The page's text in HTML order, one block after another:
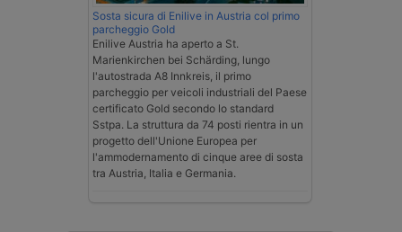
Sosta sicura di Enilive in Austria col primo
parcheggio Gold
Enilive Austria ha aperto a St.
Marienkirchen bei Schärding, lungo
l'autostrada A8 Innkreis, il primo
parcheggio per veicoli industriali del Paese
certificato Gold secondo lo standard
Sstpa. La struttura da 74 posti rientra in un
progetto dell'Unione Europea per
l'ammodernamento di cinque aree di sosta
tra Austria, Italia e Germania.